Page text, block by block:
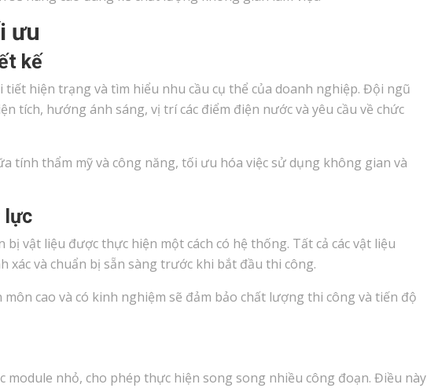
ưu
kế
hiện trạng và tìm hiểu nhu cầu cụ thể của doanh nghiệp. Đội ngũ
tích, hướng ánh sáng, vị trí các điểm điện nước và yêu cầu về chức
tính thẩm mỹ và công năng, tối ưu hóa việc sử dụng không gian và
lực
vật liệu được thực hiện một cách có hệ thống. Tất cả các vật liệu
xác và chuẩn bị sẵn sàng trước khi bắt đầu thi công.
cao và có kinh nghiệm sẽ đảm bảo chất lượng thi công và tiến độ
module nhỏ, cho phép thực hiện song song nhiều công đoạn. Điều này